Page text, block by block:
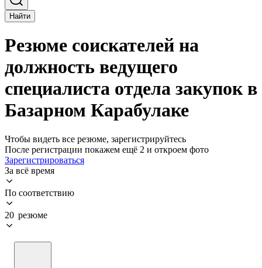
Найти
Резюме соискателей на
должность ведущего
специалиста отдела закупок в
Базарном Карабулаке
Чтобы видеть все резюме, зарегистрируйтесь
После регистрации покажем ещё 2 и откроем фото
Зарегистрироваться
За всё время
По соответствию
20 резюме